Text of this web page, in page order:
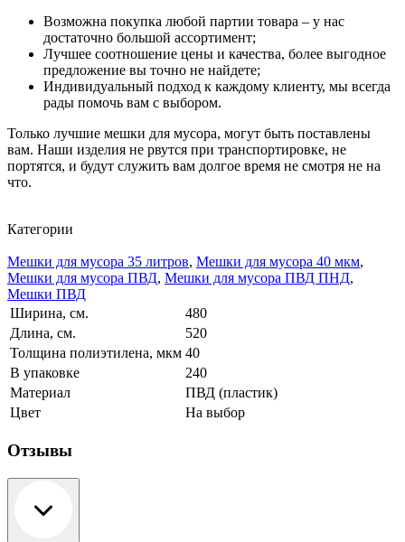
Возможна покупка любой партии товара – у нас
достаточно большой ассортимент;
Лучшее соотношение цены и качества, более выгодное
предложение вы точно не найдете;
Индивидуальный подход к каждому клиенту, мы всегда
рады помочь вам с выбором.
Только лучшие мешки для мусора, могут быть поставлены
вам. Наши изделия не рвутся при транспортировке, не
портятся, и будут служить вам долгое время не смотря не на
что.
Категории
Мешки для мусора 35 литров, Мешки для мусора 40 мкм,
Мешки для мусора ПВД, Мешки для мусора ПВД ПНД,
Мешки ПВД
Ширина, см.
480
Длина, см.
520
Толщина полиэтилена, мкм 40
В упаковке
240
Материал
ПВД (пластик)
Цвет
На выбор
Отзывы